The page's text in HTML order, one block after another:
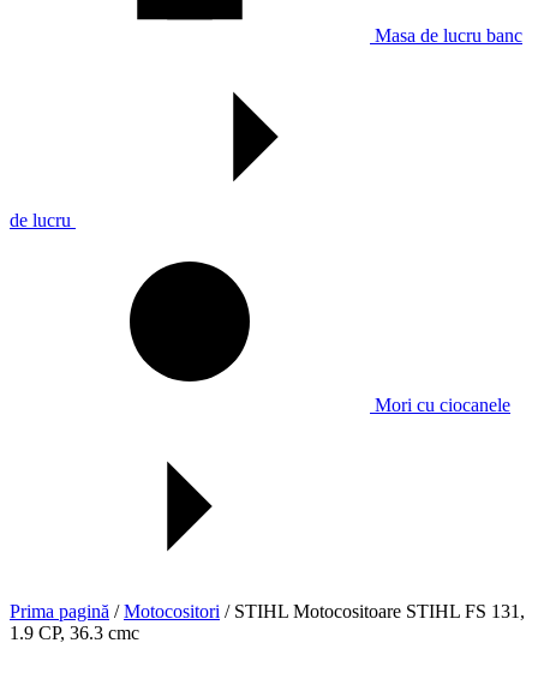
Masa de lucru banc
de lucru
Mori cu ciocanele
Prima pagină /Motocositori / STIHL Motocositoare STIHL FS 131,
1.9 CP, 36.3 cmc